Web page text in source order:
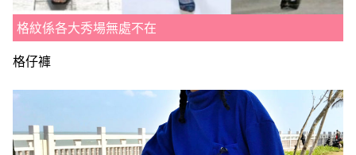
格紋係各大秀場無處不在
格仔褲